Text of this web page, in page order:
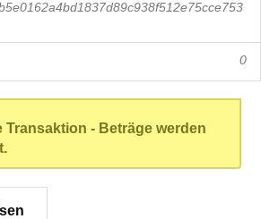
0
Transaktion - Beträge werden